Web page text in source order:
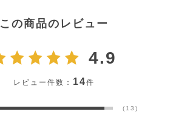
この商品のレビュー
4.9
レビュー件数： 14件
(13)